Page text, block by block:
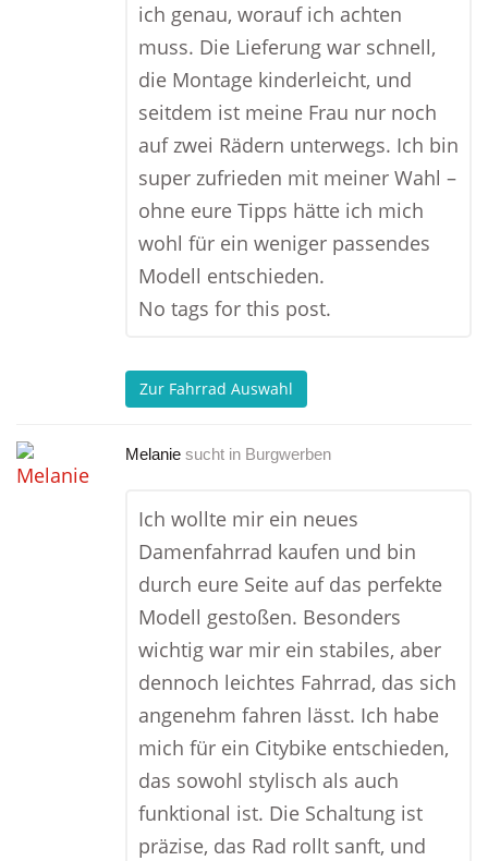
ich genau, worauf ich achten
muss. Die Lieferung war schnell,
die Montage kinderleicht, und
seitdem ist meine Frau nur noch
auf zwei Rädern unterwegs. Ich bin
super zufrieden mit meiner Wahl –
ohne eure Tipps hätte ich mich
wohl für ein weniger passendes
Modell entschieden.
No tags for this post.
Zur Fahrrad Auswahl
Melanie sucht in Burgwerben
Ich wollte mir ein neues
Damenfahrrad kaufen und bin
durch eure Seite auf das perfekte
Modell gestoßen. Besonders
wichtig war mir ein stabiles, aber
dennoch leichtes Fahrrad, das sich
angenehm fahren lässt. Ich habe
mich für ein Citybike entschieden,
das sowohl stylisch als auch
funktional ist. Die Schaltung ist
präzise, das Rad rollt sanft, und